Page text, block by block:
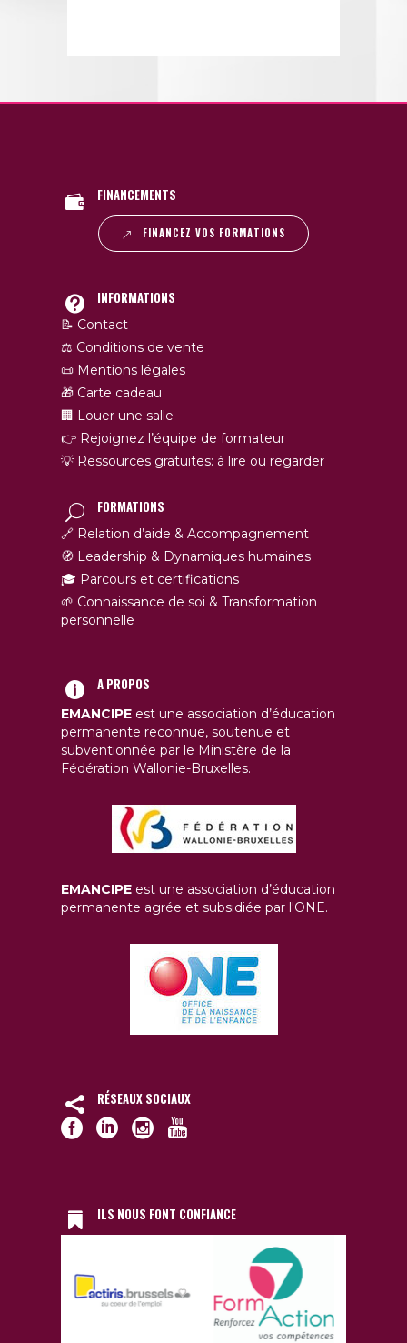
FINANCEMENTS
FINANCEZ VOS FORMATIONS
INFORMATIONS
📝 Contact
⚖️ Conditions de vente
📜 Mentions légales
🎁 Carte cadeau
🏢 Louer une salle
👉 Rejoignez l’équipe de formateur
💡 Ressources gratuites: à lire ou regarder
FORMATIONS
🔗 Relation d’aide & Accompagnement
🧭 Leadership & Dynamiques humaines
🎓 Parcours et certifications
🌱 Connaissance de soi & Transformation
personnelle
A PROPOS
EMANCIPE est une association d’éducation
permanente reconnue, soutenue et
subventionnée par le Ministère de la
Fédération Wallonie-Bruxelles.
EMANCIPE est une association d’éducation
permanente agrée et subsidiée par l'ONE.
RÉSEAUX SOCIAUX
ILS NOUS FONT CONFIANCE